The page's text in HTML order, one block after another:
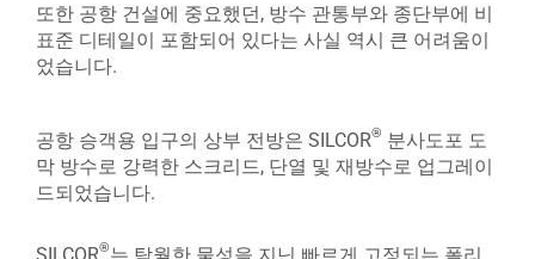
또한 공항 건설에 중요했던, 방수 관통부와 종단부에 비
표준 디테일이 포함되어 있다는 사실 역시 큰 어려움이
었습니다.
공항 승객용 입구의 상부 전방은 SILCOR® 분사도포 도
막 방수로 강력한 스크리드, 단열 및 재방수로 업그레이
드되었습니다.
®